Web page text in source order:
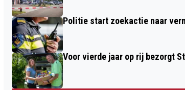
VAN € 170.000
Politie start zoekactie naar
Voor vierde jaar op rij bezorgt